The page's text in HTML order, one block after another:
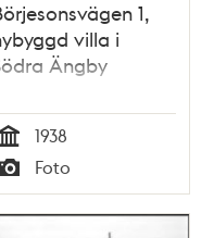
1,
villa i
Ängby
1938
Foto